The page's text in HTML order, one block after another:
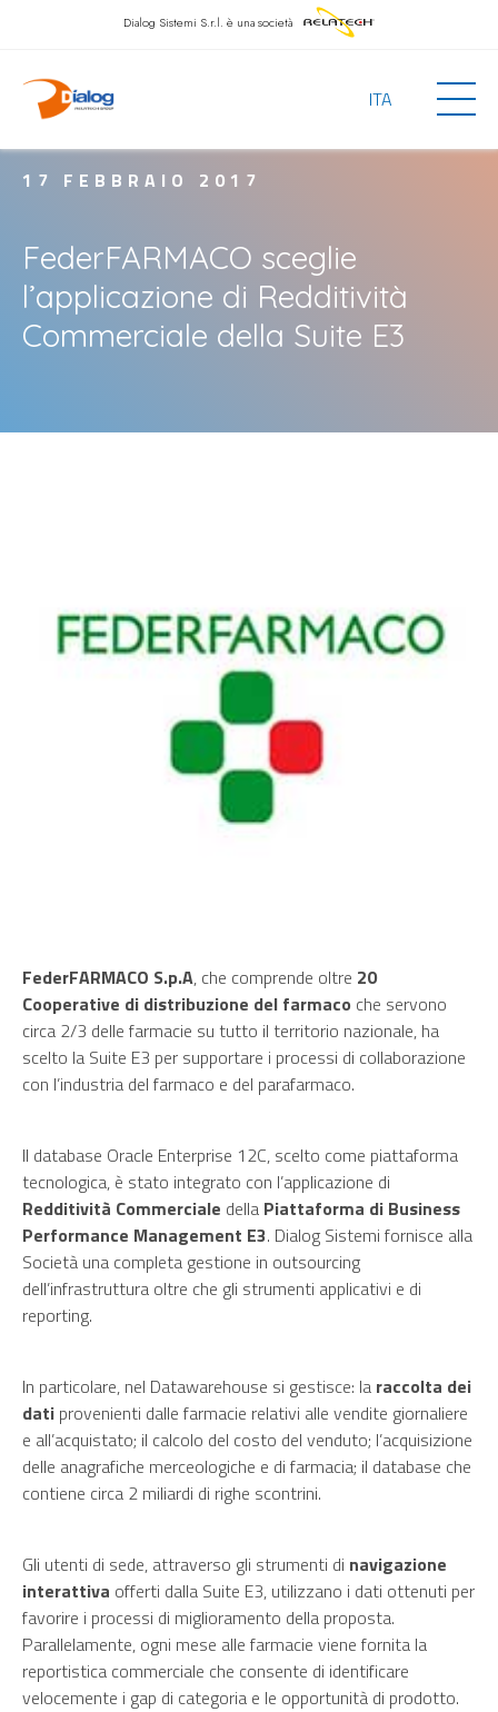
Dialog Sistemi S.r.l. è una società
ITA
17 FEBBRAIO 2017
FederFARMACO sceglie
l’applicazione di Redditività
Commerciale della Suite E3
FederFARMACO S.p.A, che comprende oltre 20
Cooperative di distribuzione del farmaco che servono
circa 2/3 delle farmacie su tutto il territorio nazionale, ha
scelto la Suite E3 per supportare i processi di collaborazione
con l’industria del farmaco e del parafarmaco.
Il database Oracle Enterprise 12C, scelto come piattaforma
tecnologica, è stato integrato con l’applicazione di
Redditività Commerciale della Piattaforma di Business
Performance Management E3. Dialog Sistemi fornisce alla
Società una completa gestione in outsourcing
dell’infrastruttura oltre che gli strumenti applicativi e di
reporting.
In particolare, nel Datawarehouse si gestisce: la raccolta dei
dati provenienti dalle farmacie relativi alle vendite giornaliere
e all’acquistato; il calcolo del costo del venduto; l’acquisizione
delle anagrafiche merceologiche e di farmacia; il database che
contiene circa 2 miliardi di righe scontrini.
Gli utenti di sede, attraverso gli strumenti di navigazione
interattiva offerti dalla Suite E3, utilizzano i dati ottenuti per
favorire i processi di miglioramento della proposta.
Parallelamente, ogni mese alle farmacie viene fornita la
reportistica commerciale che consente di identificare
velocemente i gap di categoria e le opportunità di prodotto.